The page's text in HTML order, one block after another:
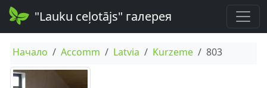
"Lauku ceļotājs" галерея
Начало Accomm Latvia Kurzeme 803